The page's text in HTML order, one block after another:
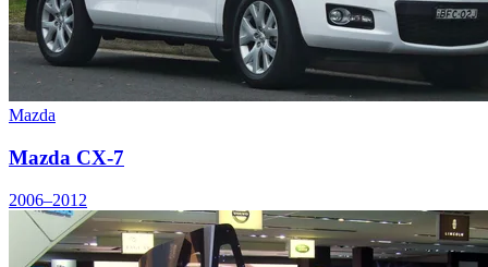
Mazda
Mazda CX-7
2006–2012